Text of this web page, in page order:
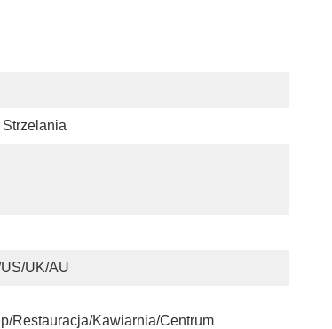
UK/AU
Restauracja/Kawiarnia/Centrum